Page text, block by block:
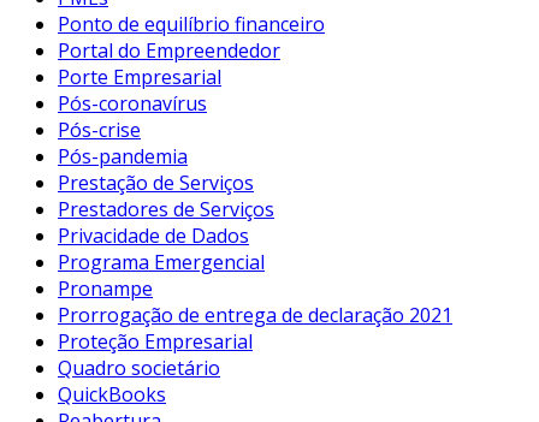
Ponto de equilíbrio financeiro
Portal do Empreendedor
Porte Empresarial
Pós-coronavírus
Pós-crise
Pós-pandemia
Prestação de Serviços
Prestadores de Serviços
Privacidade de Dados
Programa Emergencial
Pronampe
Prorrogação de entrega de declaração 2021
Proteção Empresarial
Quadro societário
QuickBooks